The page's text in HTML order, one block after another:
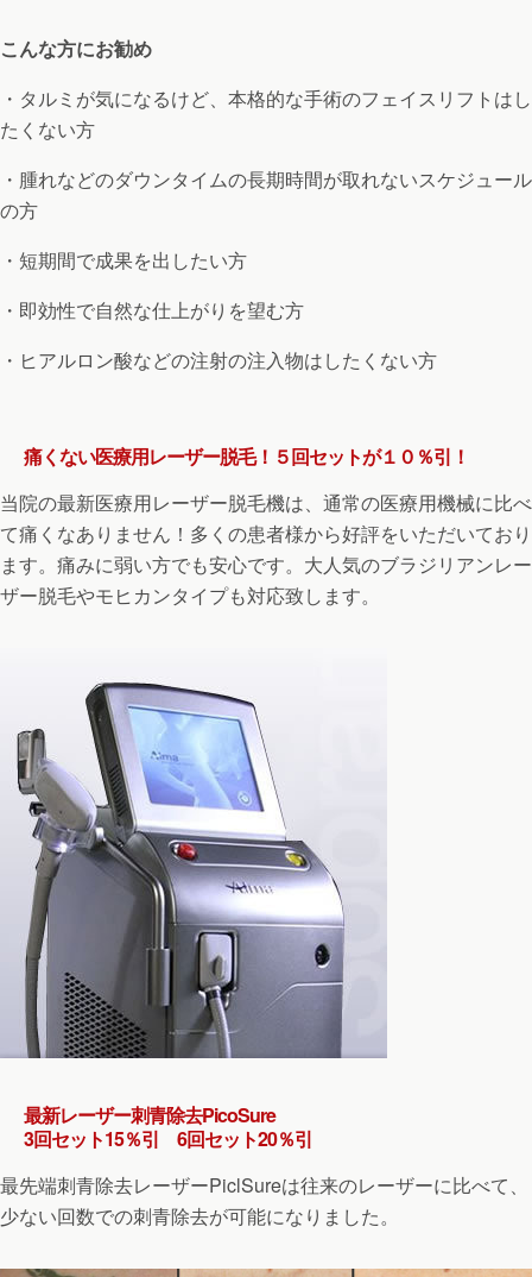
こんな方にお勧め
・タルミが気になるけど、本格的な手術のフェイスリフトはし
たくない方
・腫れなどのダウンタイムの長期時間が取れないスケジュール
の方
・短期間で成果を出したい方
・即効性で自然な仕上がりを望む方
・ヒアルロン酸などの注射の注入物はしたくない方
痛くない医療用レーザー脱毛！５回セットが１０％引！
当院の最新医療用レーザー脱毛機は、通常の医療用機械に比べ
て痛くなありません！多くの患者様から好評をいただいており
ます。痛みに弱い方でも安心です。大人気のブラジリアンレー
ザー脱毛やモヒカンタイプも対応致します。
最新レーザー刺青除去PicoSure
3回セット15％引 6回セット20％引
最先端刺青除去レーザーPiclSureは往来のレーザーに比べて、
少ない回数での刺青除去が可能になりました。